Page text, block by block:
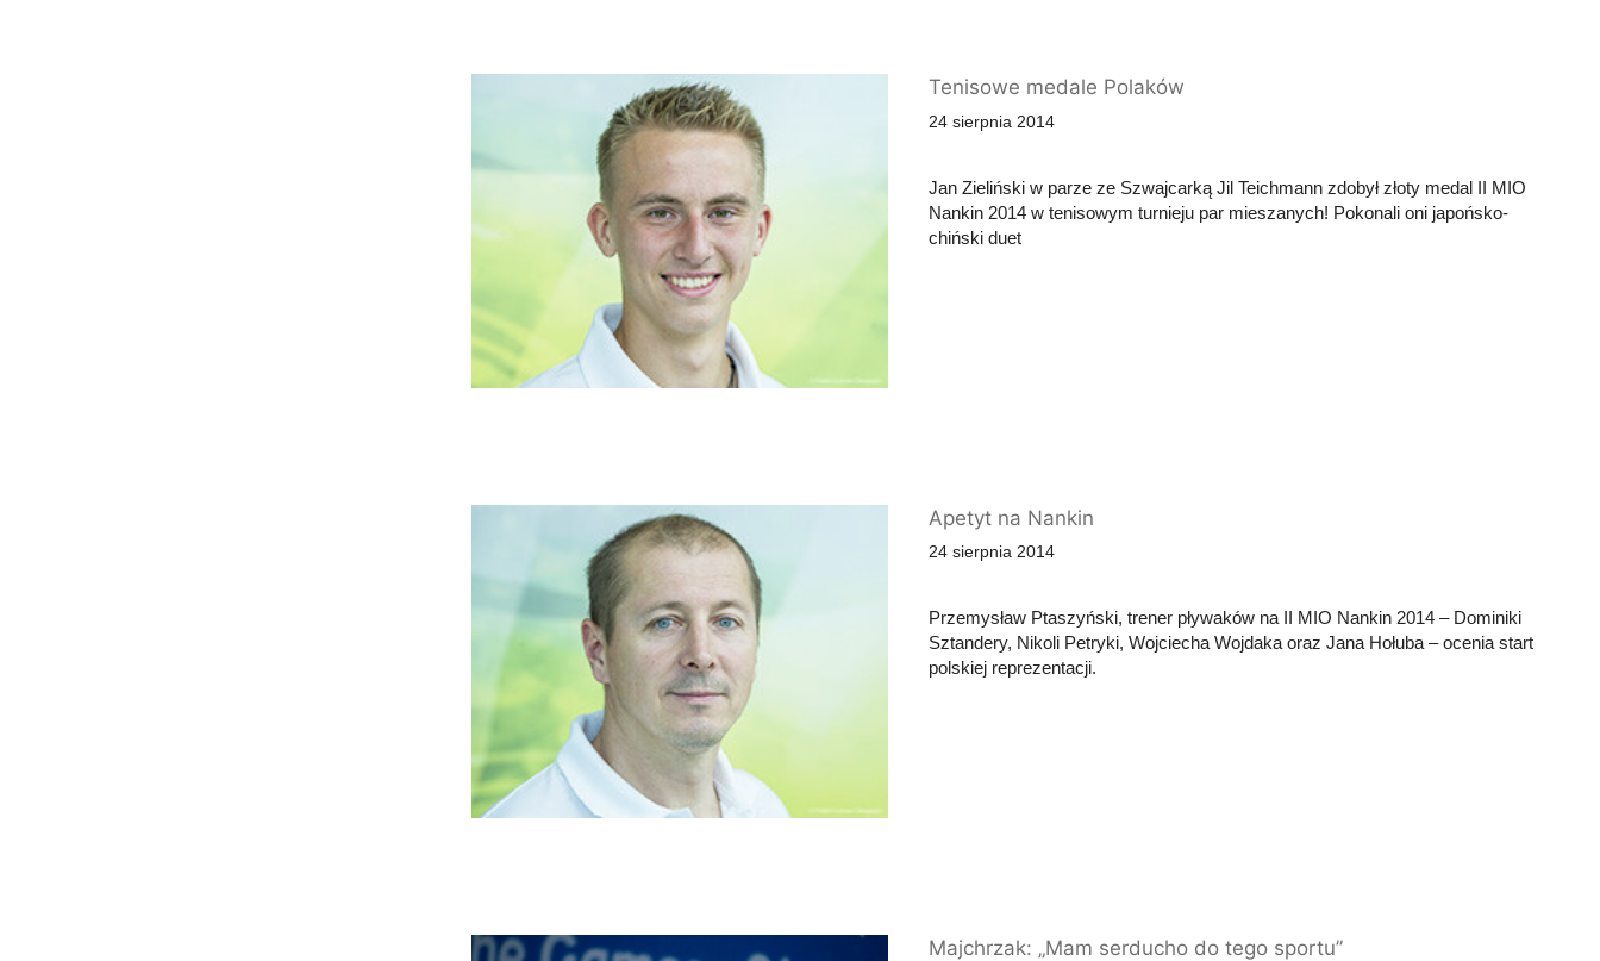
Tenisowe medale Polaków
24 sierpnia 2014
Jan Zieliński w parze ze Szwajcarką Jil Teichmann zdobył złoty medal II MIO
Nankin 2014 w tenisowym turnieju par mieszanych! Pokonali oni japońsko-
chiński duet
Apetyt na Nankin
24 sierpnia 2014
Przemysław Ptaszyński, trener pływaków na II MIO Nankin 2014 – Dominiki
Sztandery, Nikoli Petryki, Wojciecha Wojdaka oraz Jana Hołuba – ocenia start
polskiej reprezentacji.
Majchrzak: „Mam serducho do tego sportu”